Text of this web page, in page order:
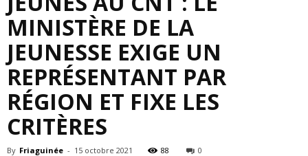
MINISTÈRE DE LA
JEUNESSE EXIGE UN
REPRÉSENTANT PAR
RÉGION ET FIXE LES
CRITÈRES
By Friaguinée - 15 octobre 2021 88 0